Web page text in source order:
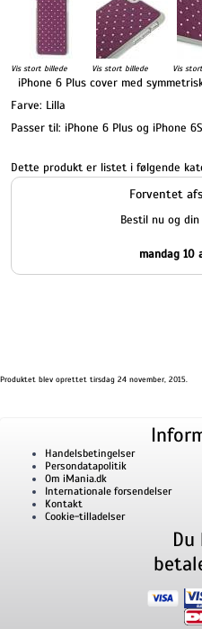
Vis stort billede Vis stort billede Vis
iPhone 6 Plus cover med
Farve: Lilla
Passer til: iPhone 6 Plus og iPhone
Dette produkt er listet i følgende
Forventet
Bestil nu og
mandag 10
Produktet blev oprettet tirsdag 24 november, 2015.
Handelsbetingelser
Persondatapolitik
Om iMania.dk
Internationale forsendelser
Kontakt
Cookie-tilladelser
Du